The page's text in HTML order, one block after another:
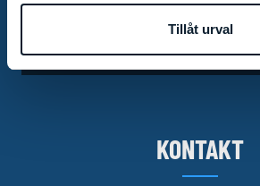
Tillåt urval
KONTAKT